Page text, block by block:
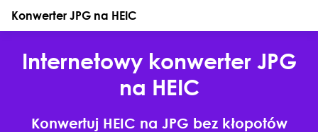
Konwerter JPG na HEIC
Internetowy konwerter JPG
na HEIC
Konwertuj HEIC na JPG bez kłopotów